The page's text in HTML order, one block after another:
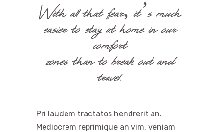
With all that fear, it’s much
easier to stay at home in our
comfort
zones than to break out and
travel.
Pri laudem tractatos hendrerit an.
Mediocrem reprimique an vim, veniam